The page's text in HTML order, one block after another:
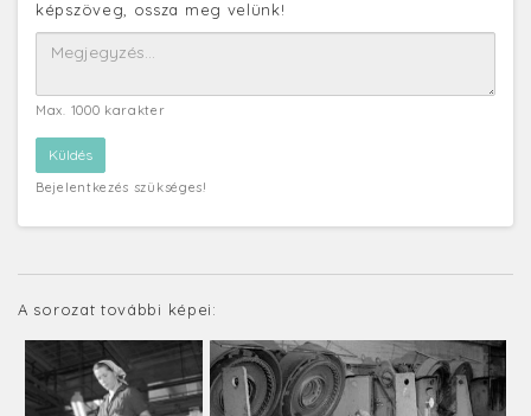
képszöveg, ossza meg velünk!
Max. 1000 karakter
Bejelentkezés szükséges!
A sorozat további képei: